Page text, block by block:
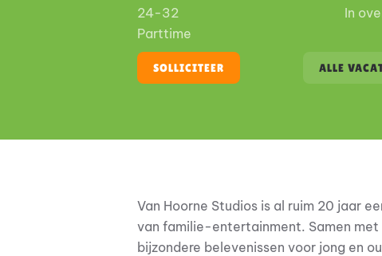
24-32
Parttime
In
SOLLICITEER ALLE
Van Hoorne Studios is al ruim 20 jaar
van familie-entertainment. Samen met
bijzondere belevenissen voor jong en